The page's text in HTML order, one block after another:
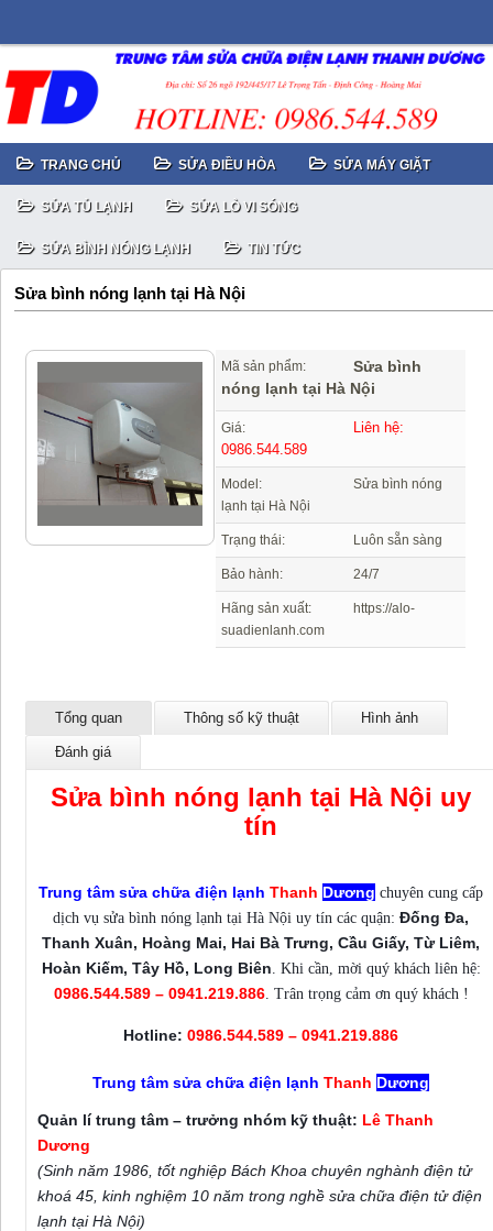
TRANG CHỦ SỬA ĐIỀU HÒA SỬA MÁY GIẶT
SỬA TỦ LẠNH SỬA LÒ VI SÓNG
SỬA BÌNH NÓNG LẠNH TIN TỨC
Sửa bình nóng lạnh tại Hà Nội
Mã sản phẩm:
Sửa bình
nóng lạnh tại Hà Nội
Giá:
Liên hệ:
0986.544.589
Model:
Sửa bình nóng
lạnh tại Hà Nội
Trạng thái: Luôn sẵn sàng
Bảo hành: 24/7
Hãng sản xuất:
https://alo-
suadienlanh.com
Tổng quan Thông số kỹ thuật Hình ảnh
Đánh giá
Sửa bình nóng lạnh tại Hà Nội uy
tín
Trung tâm sửa chữa điện lạnh Thanh Dương chuyên cung cấp
dịch vụ sửa bình nóng lạnh tại Hà Nội uy tín các quận: Đống Đa,
Thanh Xuân, Hoàng Mai, Hai Bà Trưng, Cầu Giấy, Từ Liêm,
Hoàn Kiếm, Tây Hồ, Long Biên . Khi cần, mời quý khách liên hệ:
0986.544.589 – 0941.219.886. Trân trọng cảm ơn quý khách !
Hotline: 0986.544.589 – 0941.219.886
Trung tâm sửa chữa điện lạnh Thanh Dương
Quản lí trung tâm – trưởng nhóm kỹ thuật: Lê Thanh
Dương
(Sinh năm 1986, tốt nghiệp Bách Khoa chuyên nghành điện tử
khoá 45, kinh nghiệm 10 năm trong nghề sửa chữa điện tử điện
lạnh tại Hà Nội)